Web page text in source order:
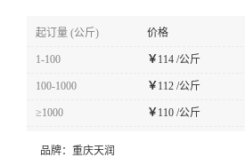
起订量 (公斤) 价格
1-100 ￥114 /公斤
100-1000 ￥112 /公斤
≥1000 ￥110 /公斤
品牌： 重庆天润